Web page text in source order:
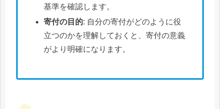
基準を確認します。
寄付の目的: 自分の寄付がどのように役
立つのかを理解しておくと、寄付の意義
がより明確になります。